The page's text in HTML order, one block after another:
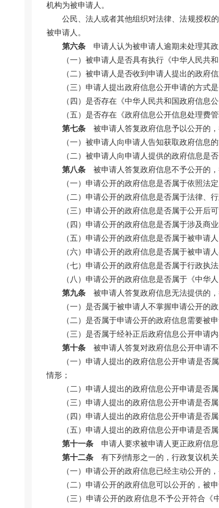
机构为被申请人。
公民、法人或者其他组织对法律、法规授权
被申请人。
第六条 申请人认为被申请人逾期未处理其
（一）被申请人是否具有执行《中华人民共
（二）被申请人是否收到申请人提出的政府
（三）申请人提出政府信息公开申请的方式
（四）是否存在《中华人民共和国政府信息
（五）是否存在《政府信息公开信息处理费
第七条 被申请人答复政府信息予以公开的
（一）被申请人向申请人告知获取政府信息
（二）被申请人向申请人提供的政府信息是
第八条 被申请人答复政府信息不予公开的
（一）申请公开的政府信息是否属于依照法
（二）申请公开的政府信息是否属于法律、
（三）申请公开的政府信息是否属于公开后
（四）申请公开的政府信息是否属于涉及商
（五）申请公开的政府信息是否属于被申请
（六）申请公开的政府信息是否属于被申请
（七）申请公开的政府信息是否属于行政执
（八）申请公开的政府信息是否属于《中华
第九条 被申请人答复政府信息无法提供的
（一）是否属于被申请人不掌握申请公开的
（二）是否属于申请公开的政府信息需要被
（三）是否属于经补正后政府信息公开申请
第十条 被申请人答复对政府信息公开申请
（一）申请人提出的政府信息公开申请是否
情形；
（二）申请人提出的政府信息公开申请是否
（三）申请人提出的政府信息公开申请是否
（四）申请人提出的政府信息公开申请是否
（五）申请人提出的政府信息公开申请是否
第十一条 申请人要求被申请人更正政府信
第十二条 有下列情形之一的，行政复议机
（一）申请公开的政府信息已经主动公开的
（二）申请公开的政府信息可以公开的，被
（三）申请公开的政府信息不予公开符合